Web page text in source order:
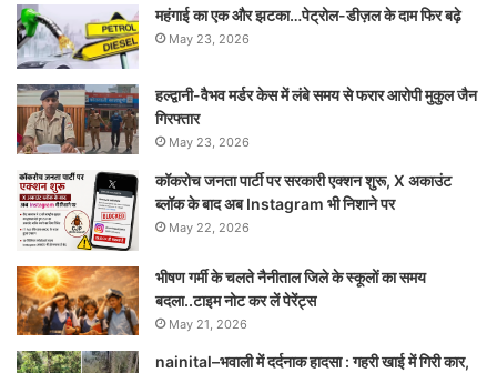
महंगाई का एक और झटका…पेट्रोल-डीज़ल के दाम फिर बढ़े
May 23, 2026
हल्द्वानी-वैभव मर्डर केस में लंबे समय से फरार आरोपी मुकुल जैन
गिरफ्तार
May 23, 2026
कॉकरोच जनता पार्टी पर सरकारी एक्शन शुरू, X अकाउंट
ब्लॉक के बाद अब Instagram भी निशाने पर
May 22, 2026
भीषण गर्मी के चलते नैनीताल जिले के स्कूलों का समय
बदला..टाइम नोट कर लें पेरेंट्स
May 21, 2026
nainital–भवाली में दर्दनाक हादसा : गहरी खाई में गिरी कार,